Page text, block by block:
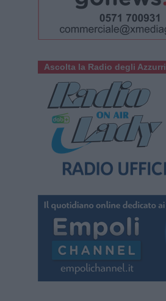
Ascolta la Radio degli Azzurri